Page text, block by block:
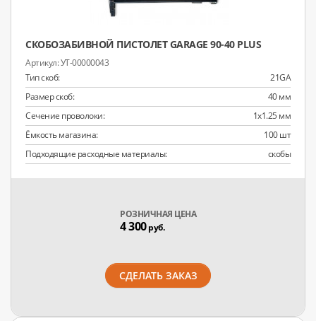
СКОБОЗАБИВНОЙ ПИСТОЛЕТ GARAGE 90-40 PLUS
УТ-00000043
Тип скоб:
21GA
Размер скоб:
40 мм
Сечение проволоки:
1х1.25 мм
Ёмкость магазина:
100 шт
Подходящие расходные материалы:
скобы
РОЗНИЧНАЯ ЦЕНА
4 300руб.
СДЕЛАТЬ ЗАКАЗ